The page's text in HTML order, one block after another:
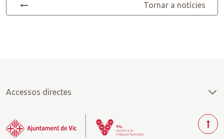
Tornar a notícies
Accessos directes
T